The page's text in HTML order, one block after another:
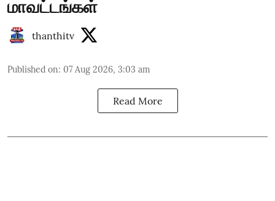
மாவட்டங்கள்
thanthitv
Published on: 07 Aug 2026, 3:03 am
Read More